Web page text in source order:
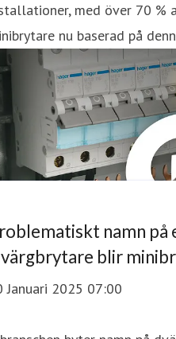
med över 70 %
nu baserad på
namn på
blir
Januari 2025 07:00